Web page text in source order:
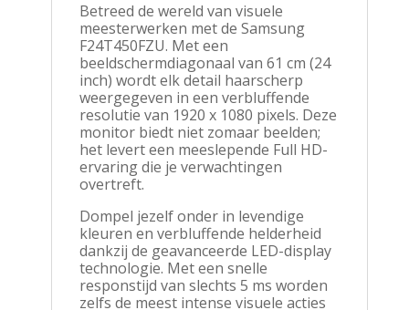
Betreed de wereld van visuele
meesterwerken met de Samsung
F24T450FZU. Met een
beeldschermdiagonaal van 61 cm (24
inch) wordt elk detail haarscherp
weergegeven in een verbluffende
resolutie van 1920 x 1080 pixels. Deze
monitor biedt niet zomaar beelden;
het levert een meeslepende Full HD-
ervaring die je verwachtingen
overtreft.
Dompel jezelf onder in levendige
kleuren en verbluffende helderheid
dankzij de geavanceerde LED-display
technologie. Met een snelle
responstijd van slechts 5 ms worden
zelfs de meest intense visuele acties